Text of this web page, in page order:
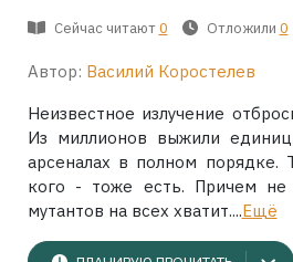
Сейчас читают 0 Отложили 0
Автор: Василий Коростелев
Неизвестное излучение
Из миллионов выжили
арсеналах в полном порядке.
кого - тоже есть. Причем
мутантов на всех хватит....Ещё